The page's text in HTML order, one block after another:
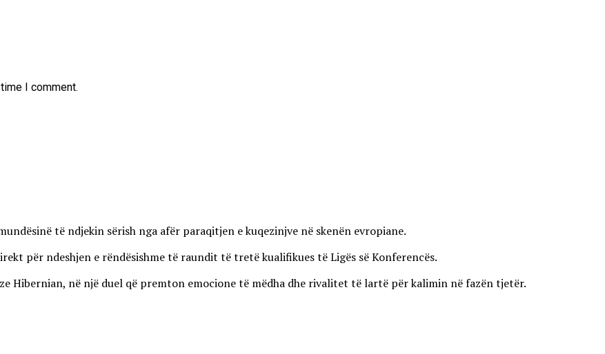
I comment.
të ndjekin sërish nga afër paraqitjen e kuqezinjve në skenën evropiane.
për ndeshjen e rëndësishme të raundit të tretë kualifikues të Ligës së Konferencës.
Hibernian, në një duel që premton emocione të mëdha dhe rivalitet të lartë për kalimin në fazën tjetër.